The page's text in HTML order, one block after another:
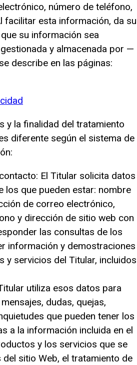
número de teléfono,
facilitar esta información, da su
su información sea
y almacenada por —
describe en las páginas:
y la finalidad del tratamiento
diferente según el sistema de
El Titular solicita datos
los que pueden estar: nombre
de correo electrónico,
y dirección de sitio web con
las consultas de los
información y demostraciones
y servicios del Titular, incluidos
utiliza esos datos para
dudas, quejas,
que pueden tener los
a la información incluida en el
y los servicios que se
sitio Web, el tratamiento de